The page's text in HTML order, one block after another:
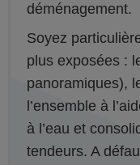
déménagement.
Soyez
plus exposées :
panoramiques),
l’ensemble à
à l’eau et
tendeurs. A